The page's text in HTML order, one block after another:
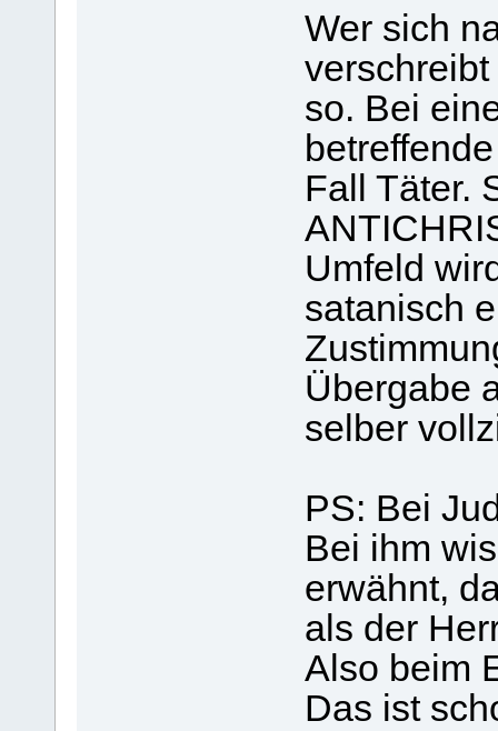
Wer sich
so. Bei
Fall Täter.
Umfeld
satanisch
Übergabe
selber
PS: Bei
Bei ihm
erwähnt,
als der
Also beim
Das ist